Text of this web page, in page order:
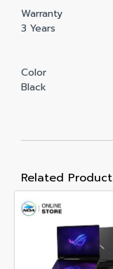
Warranty
3 Years
Color
Black
Related Product